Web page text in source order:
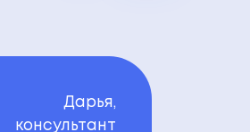
Дарья,
консультант